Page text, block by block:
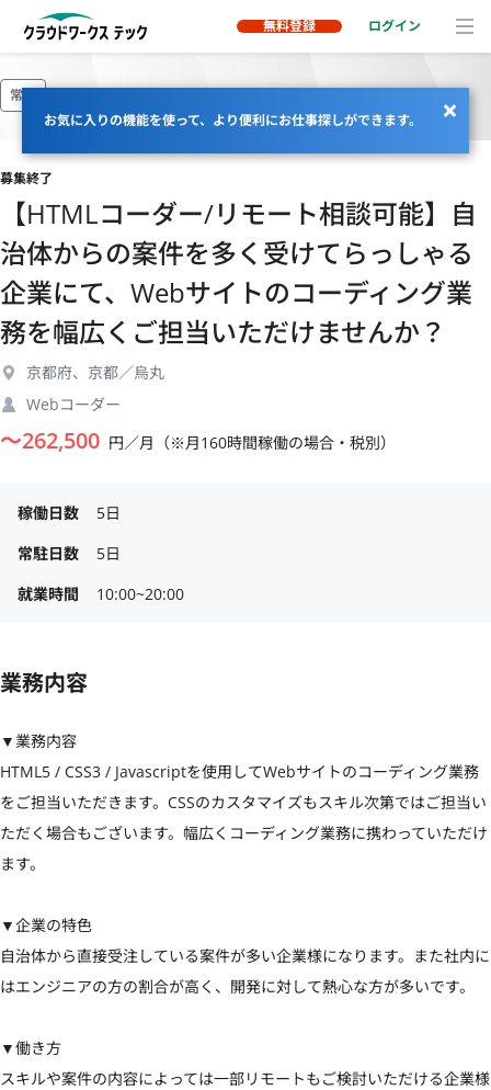
無料登録 ログイン
お気に入りの機能を使って、より便利にお仕事探しができます。
常駐
募集終了
【HTMLコーダー/リモート相談可能】自
治体からの案件を多く受けてらっしゃる
企業にて、Webサイトのコーディング業
務を幅広くご担当いただけませんか？
京都府、京都／烏丸
Webコーダー
〜262,500 円／月（※月160時間稼働の場合・税別）
稼働日数
5日
常駐日数
5日
就業時間
10:00~20:00
業務内容
▼業務内容
HTML5 / CSS3 / Javascriptを使用してWebサイトのコーディング業務
をご担当いただきます。CSSのカスタマイズもスキル次第ではご担当い
ただく場合もございます。幅広くコーディング業務に携わっていただけ
ます。
▼企業の特色
自治体から直接受注している案件が多い企業様になります。また社内に
はエンジニアの方の割合が高く、開発に対して熱心な方が多いです。
▼働き方
スキルや案件の内容によっては一部リモートもご検討いただける企業様